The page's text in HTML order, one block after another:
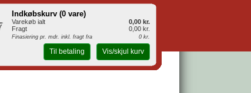
Indkøbskurv (0 vare)
Varekøb ialt
0,00 kr.
Fragt
0,00 kr.
Finasiering pr. mdr. inkl. fragt fra 0 kr.
Til betaling Vis/skjul kurv